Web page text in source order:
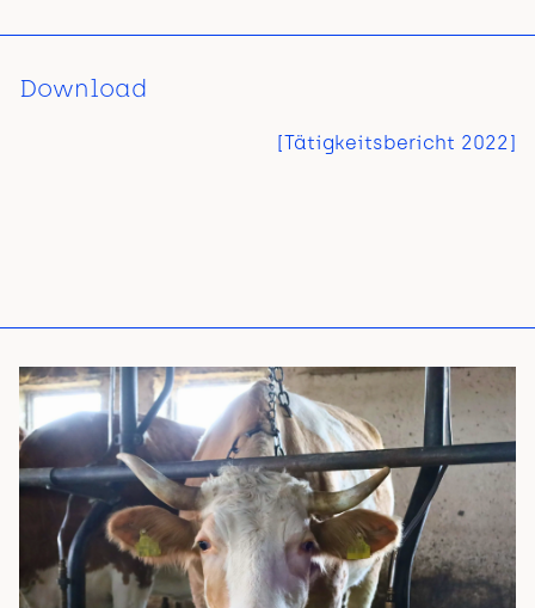
Download
[Tätigkeitsbericht 2022]